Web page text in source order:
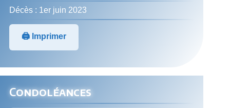
Décès : 1er juin 2023
🖨️ Imprimer
Condoléances